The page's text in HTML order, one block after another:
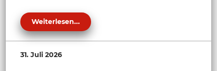
Weiterlesen...
31. Juli 2026